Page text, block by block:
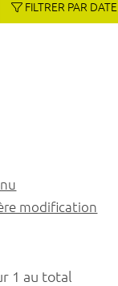
1 au total
FILTRER PAR DATE
modification